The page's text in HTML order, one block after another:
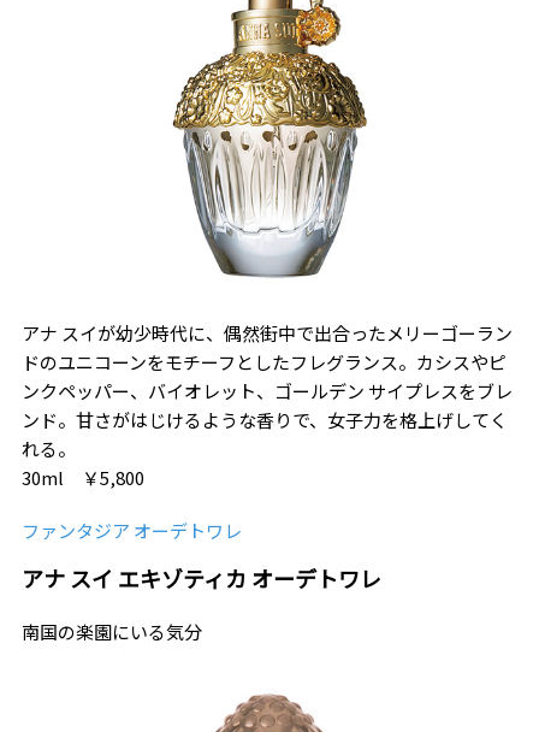
アナ スイが幼少時代に、偶然街中で出合ったメリーゴーラン
ドのユニコーンをモチーフとしたフレグランス。カシスやピ
ンクペッパー、バイオレット、ゴールデン サイプレスをブレ
ンド。甘さがはじけるような香りで、女子力を格上げしてく
れる。
30ml ￥5,800
ファンタジア オーデトワレ
アナ スイ エキゾティカ オーデトワレ
南国の楽園にいる気分